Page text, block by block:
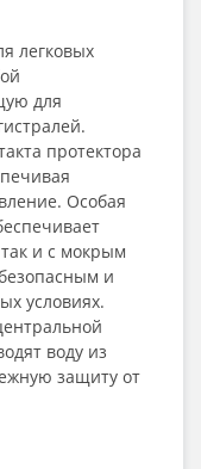
легковых
для
протектора
Особая
и с мокрым
и
условиях.
воду из
защиту от